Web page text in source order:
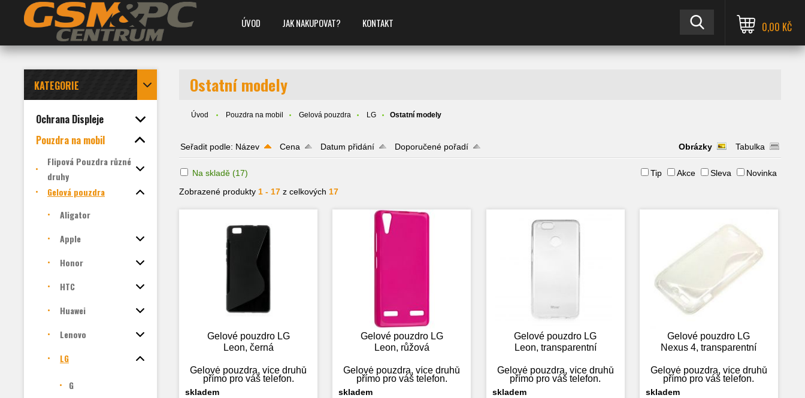
ÚVOD JAK NAKUPOVAT? KONTAKT 0,00 KČ
KATEGORIE
Ochrana Displeje
Pouzdra na mobil
Flipová Pouzdra různé
druhy
Gelová pouzdra
Aligator
Apple
Honor
HTC
Huawei
Lenovo
LG
G
Ostatní modely
Úvod Pouzdra na mobil Gelová pouzdra LG Ostatní modely
Seřadit podle: Název Cena Datum přidání Doporučené pořadí Obrázky Tabulka
Na skladě (17) Tip Akce Sleva
Novinka
Zobrazené produkty 1 - 17 z celkových 17
Gelové pouzdro LG
Leon, černá
Gelové pouzdra, více druhů
přímo pro váš telefon.
skladem
Gelové pouzdro LG
Leon, růžová
Gelové pouzdra, více druhů
přímo pro váš telefon.
skladem
Gelové pouzdro LG
Leon, transparentní
Gelové pouzdra, více druhů
přímo pro váš telefon.
skladem
Gelové pouzdro LG
Nexus 4, transparentní
Gelové pouzdra, více druhů
přímo pro váš telefon.
skladem